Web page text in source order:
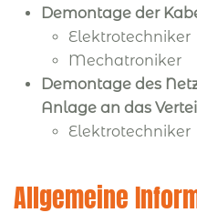
Demontage der
Elektrotechniker
Mechatroniker
Demontage des
Anlage an das
Elektrotechniker
Allgemeine